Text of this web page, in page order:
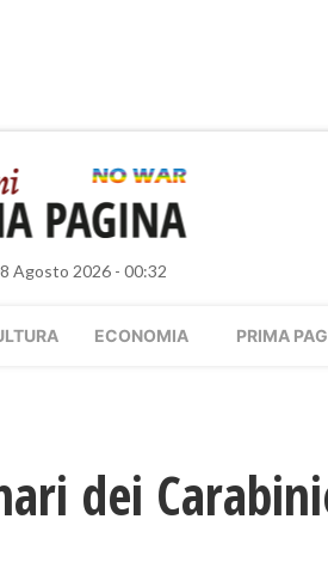
Agosto 2026 - 00:32
ECONOMIA PRIMA
dei